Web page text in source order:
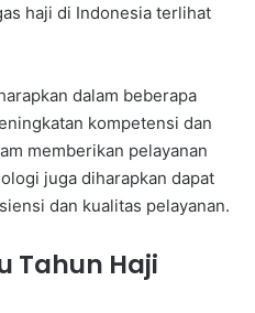
haji di Indonesia terlihat
dalam beberapa
kompetensi dan
memberikan pelayanan
juga diharapkan dapat
dan kualitas pelayanan.
Tahun Haji